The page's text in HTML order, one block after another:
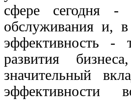
сфере сегодня -
обслуживания и,
эффективность -
развития
значительный